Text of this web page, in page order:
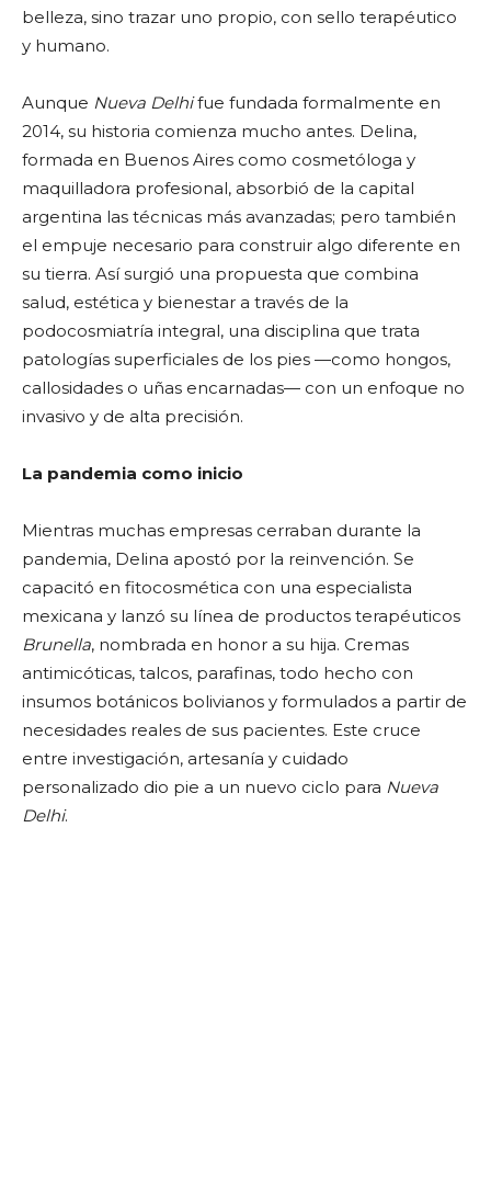
belleza, sino trazar uno propio, con sello terapéutico
y humano.
Aunque Nueva Delhifue fundada formalmente en
2014, su historia comienza mucho antes. Delina,
formada en Buenos Aires como cosmetóloga y
maquilladora profesional, absorbió de la capital
argentina las técnicas más avanzadas; pero también
el empuje necesario para construir algo diferente en
su tierra. Así surgió una propuesta que combina
salud, estética y bienestar a través de la
podocosmiatría integral, una disciplina que trata
patologías superficiales de los pies —como hongos,
callosidades o uñas encarnadas— con un enfoque no
invasivo y de alta precisión.
La pandemia como inicio
Mientras muchas empresas cerraban durante la
pandemia, Delina apostó por la reinvención. Se
capacitó en fitocosmética con una especialista
mexicana y lanzó su línea de productos terapéuticos
Brunella, nombrada en honor a su hija. Cremas
antimicóticas, talcos, parafinas, todo hecho con
insumos botánicos bolivianos y formulados a partir de
necesidades reales de sus pacientes. Este cruce
entre investigación, artesanía y cuidado
personalizado dio pie a un nuevo ciclo para Nueva
Delhi.